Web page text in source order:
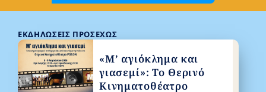
ΕΚΔΗΛΏΣΕΙΣ ΠΡΟΣΕΧΏΣ
«Μ’ αγιόκλημα και
γιασεμί»: Το Θερινό
Κινηματοθέατρο